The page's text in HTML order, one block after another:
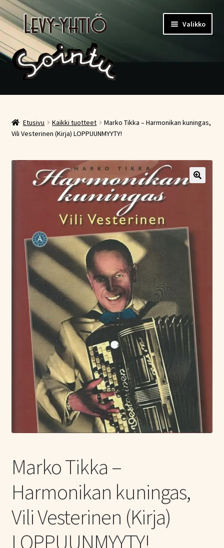
Siirry
navigointiin
Siirry
sisältöön
Valikko
Etusivu
Kauppa
Konserttiliput
Etusivu Kaikki tuotteet
Marko Tikka – Harmonikan kuningas,
Vili Vesterinen (Kirja) LOPPUUNMYYTY!
Marko Tikka –
Harmonikan kuningas,
Vili Vesterinen (Kirja)
LOPPUUNMYYTY!